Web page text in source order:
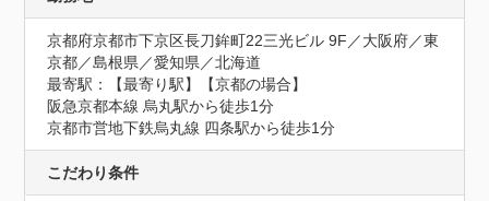
京都府京都市下京区長刀鉾町22三光ビル 9F／大阪府／東
京都／島根県／愛知県／北海道
最寄駅：【最寄り駅】【京都の場合】
阪急京都本線 烏丸駅から徒歩1分
京都市営地下鉄烏丸線 四条駅から徒歩1分
こだわり条件